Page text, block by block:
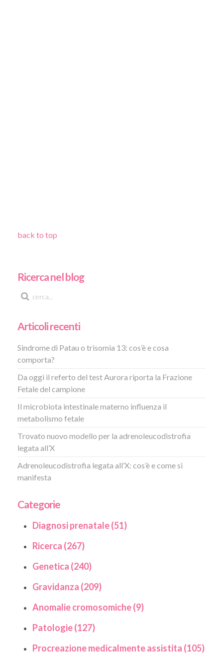
back to top
Ricerca nel blog
Articoli recenti
Sindrome di Patau o trisomia 13: cos’è e cosa
comporta?
Da oggi il referto del test Aurora riporta la Frazione
Fetale del campione
Il microbiota intestinale materno influenza il
metabolismo fetale
Trovato nuovo modello per la adrenoleucodistrofia
legata all’X
Adrenoleucodistrofia legata all’X: cos’è e come si
manifesta
Categorie
Diagnosi prenatale (51)
Ricerca (267)
Genetica (240)
Gravidanza (209)
Anomalie cromosomiche (9)
Patologie (127)
Procreazione medicalmente assistita (105)